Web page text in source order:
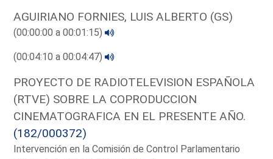
AGUIRIANO FORNIES, LUIS ALBERTO (GS)
(00:00:00 a 00:01:15)
(00:04:10 a 00:04:47)
PROYECTO DE RADIOTELEVISION ESPAÑOLA
(RTVE) SOBRE LA COPRODUCCION
CINEMATOGRAFICA EN EL PRESENTE AÑO.
(182/000372)
Intervención en la Comisión de Control Parlamentario